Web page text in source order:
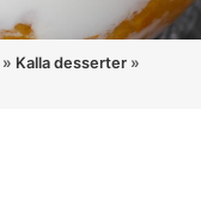
» Kalla desserter »